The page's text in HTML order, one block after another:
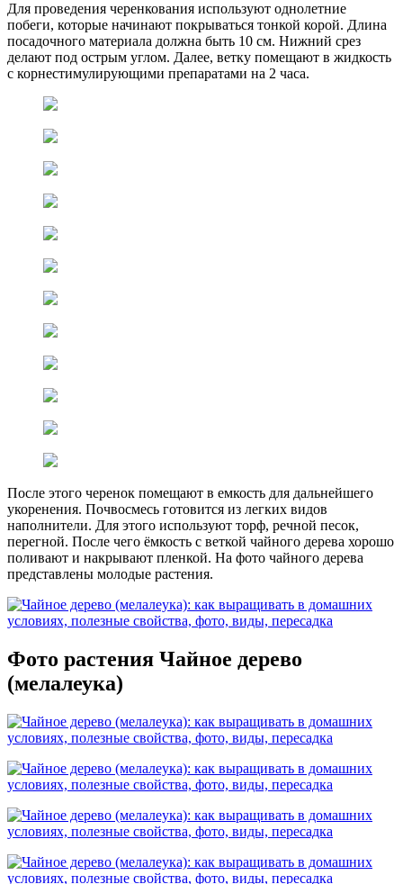
Для проведения черенкования используют однолетние
побеги, которые начинают покрываться тонкой корой. Длина
посадочного материала должна быть 10 см. Нижний срез
делают под острым углом. Далее, ветку помещают в жидкость
с корнестимулирующими препаратами на 2 часа.
После этого черенок помещают в емкость для дальнейшего
укоренения. Почвосмесь готовится из легких видов
наполнители. Для этого используют торф, речной песок,
перегной. После чего ёмкость с веткой чайного дерева хорошо
поливают и накрывают пленкой. На фото чайного дерева
представлены молодые растения.
Фото растения Чайное дерево
(мелалеука)